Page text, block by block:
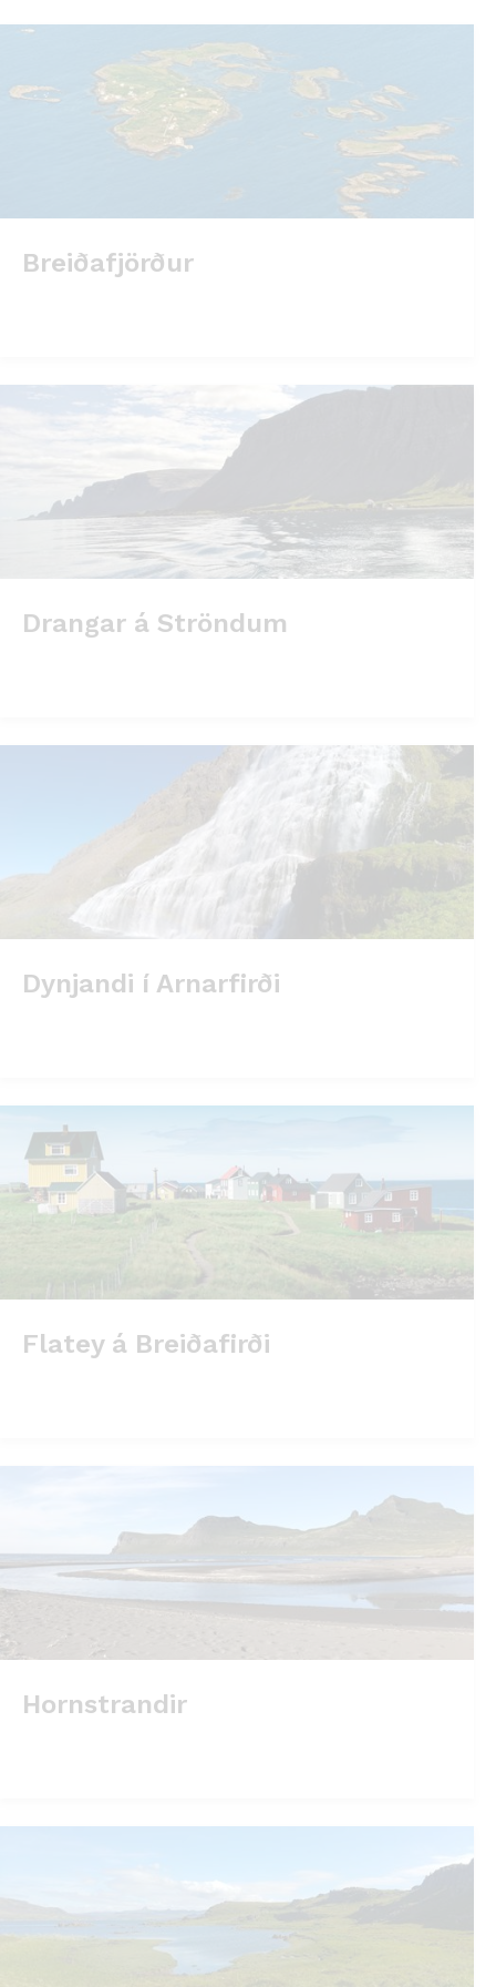
Breiðafjörður
Drangar á Ströndum
Dynjandi í Arnarfirði
Flatey á Breiðafirði
Hornstrandir